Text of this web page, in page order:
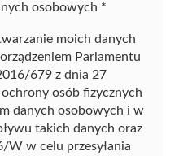
osobowych *
moich danych
Parlamentu
679 z dnia 27
osób fizycznych
danych osobowych i w
takich danych oraz
w celu przesyłania